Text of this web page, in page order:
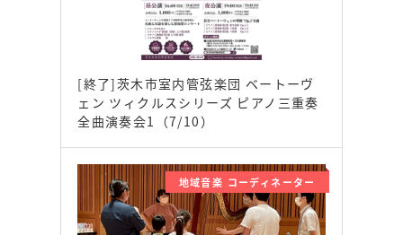
[終了]茨木市室内管弦楽団 ベートーヴ
ェン ツィクルスシリーズ ピアノ三重奏
全曲演奏会1（7/10）
地域音楽 コーディネーター